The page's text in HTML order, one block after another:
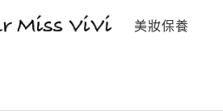
美妝保養